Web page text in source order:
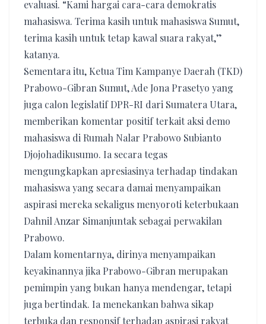
evaluasi. “Kami hargai cara-cara demokratis
mahasiswa. Terima kasih untuk mahasiswa Sumut,
terima kasih untuk tetap kawal suara rakyat,”
katanya.
Sementara itu, Ketua Tim Kampanye Daerah (TKD)
Prabowo-Gibran Sumut, Ade Jona Prasetyo yang
juga calon legislatif DPR-RI dari Sumatera Utara,
memberikan komentar positif terkait aksi demo
mahasiswa di Rumah Nalar Prabowo Subianto
Djojohadikusumo. Ia secara tegas
mengungkapkan apresiasinya terhadap tindakan
mahasiswa yang secara damai menyampaikan
aspirasi mereka sekaligus menyoroti keterbukaan
Dahnil Anzar Simanjuntak sebagai perwakilan
Prabowo.
Dalam komentarnya, dirinya menyampaikan
keyakinannya jika Prabowo-Gibran merupakan
pemimpin yang bukan hanya mendengar, tetapi
juga bertindak. Ia menekankan bahwa sikap
terbuka dan responsif terhadap aspirasi rakyat